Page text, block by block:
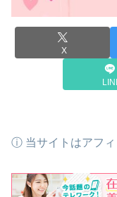
X
ⓘ 当サイトはアフィ